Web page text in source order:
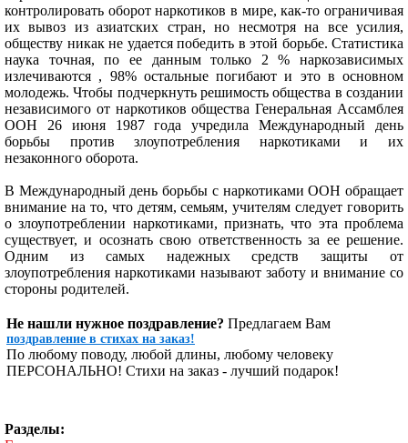
контролировать оборот наркотиков в мире, как-то ограничивая
их вывоз из азиатских стран, но несмотря на все усилия,
обществу никак не удается победить в этой борьбе. Статистика
наука точная, по ее данным только 2 % наркозависимых
излечиваются , 98% остальные погибают и это в основном
молодежь. Чтобы подчеркнуть решимость общества в создании
независимого от наркотиков общества Генеральная Ассамблея
ООН 26 июня 1987 года учредила Международный день
борьбы против злоупотребления наркотиками и их
незаконного оборота.
В Международный день борьбы с наркотиками ООН обращает
внимание на то, что детям, семьям, учителям следует говорить
о злоупотреблении наркотиками, признать, что эта проблема
существует, и осознать свою ответственность за ее решение.
Одним из самых надежных средств защиты от
злоупотребления наркотиками называют заботу и внимание со
стороны родителей.
Не нашли нужное поздравление? Предлагаем Вам
поздравление в стихах на заказ!
По любому поводу, любой длины, любому человеку
ПЕРСОНАЛЬНО! Стихи на заказ - лучший подарок!
Разделы: